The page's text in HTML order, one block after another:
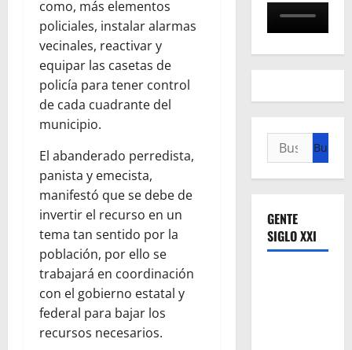
como, más elementos
policiales, instalar alarmas
vecinales, reactivar y
equipar las casetas de
policía para tener control
de cada cuadrante del
municipio.
El abanderado perredista,
panista y emecista,
manifestó que se debe de
invertir el recurso en un
tema tan sentido por la
población, por ello se
trabajará en coordinación
con el gobierno estatal y
federal para bajar los
recursos necesarios.
Buscar:
GENTE
SIGLO XXI